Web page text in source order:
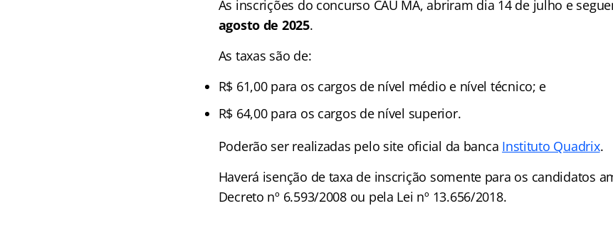
As inscrições do concurso CAU MA, abriram dia 14 de julho e
agosto de 2025.
As taxas são de:
R$ 61,00 para os cargos de nível médio e nível técnico; e
R$ 64,00 para os cargos de nível superior.
Poderão ser realizadas pelo site oficial da banca Instituto Quadrix.
Haverá isenção de taxa de inscrição somente para os candidatos
Decreto nº 6.593/2008 ou pela Lei nº 13.656/2018.